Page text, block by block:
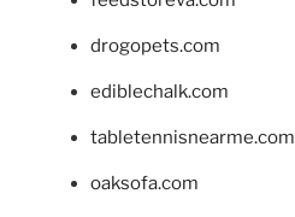
drogopets.com
ediblechalk.com
tabletennisnearme.com
oaksofa.com